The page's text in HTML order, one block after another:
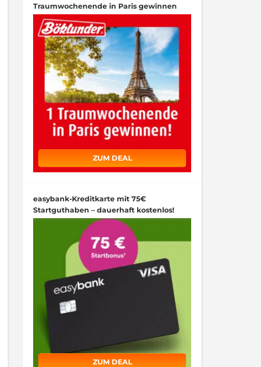
Traumwochenende in Paris gewinnen
ZUM DEAL
easybank-Kreditkarte mit 75€
Startguthaben – dauerhaft kostenlos!
ZUM DEAL